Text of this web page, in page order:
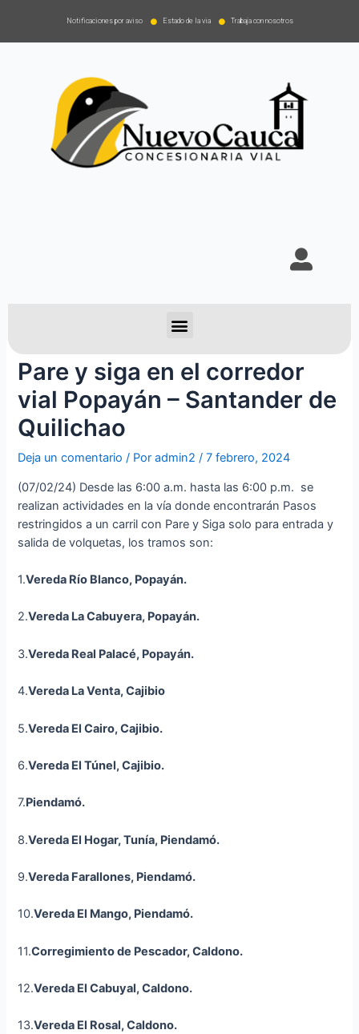
Notificaciones por aviso Estado de la via Trabaja con nosotros
Pare y siga en el corredor
vial Popayán – Santander de
Quilichao
Deja un comentario / Poradmin2 /7 febrero, 2024
(07/02/24) Desde las 6:00 a.m. hasta las 6:00 p.m. se
realizan actividades en la vía donde encontrarán Pasos
restringidos a un carril con Pare y Siga solo para entrada y
salida de volquetas, los tramos son:
1.Vereda Río Blanco, Popayán.
2.Vereda La Cabuyera, Popayán.
3.Vereda Real Palacé, Popayán.
4.Vereda La Venta,Cajibio
5.Vereda El Cairo,Cajibio.
6.Vereda El Túnel,Cajibio.
7.Piendamó.
8.Vereda El Hogar, Tunía, Piendamó.
9.Vereda Farallones, Piendamó.
10.Vereda El Mango, Piendamó.
11.Corregimiento de Pescador, Caldono.
12.Vereda El Cabuyal, Caldono.
13.Vereda El Rosal, Caldono.